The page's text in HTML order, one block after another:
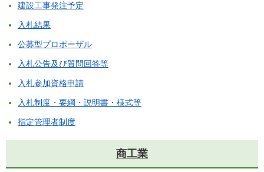
建設工事発注予定
入札結果
公募型プロポーザル
入札公告及び質問回答等
入札参加資格申請
入札制度・要綱・説明書・様式等
指定管理者制度
商工業